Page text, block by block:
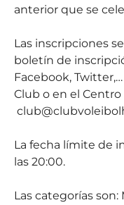
anterior que se
Las inscripciones
boletín de
Facebook,
Club o en el
La fecha límite de
las 20:00.
Las categorías son: